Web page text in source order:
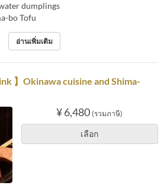
dumplings
bo Tofu
อ่านเพิ่มเติม
】Okinawa cuisine and Shima-
¥ 6,480 (รวมภาษี)
เลือก